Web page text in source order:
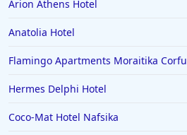
Arion Athens Hotel
Anatolia Hotel
Flamingo Apartments Moraitika Corfu
Hermes Delphi Hotel
Coco-Mat Hotel Nafsika